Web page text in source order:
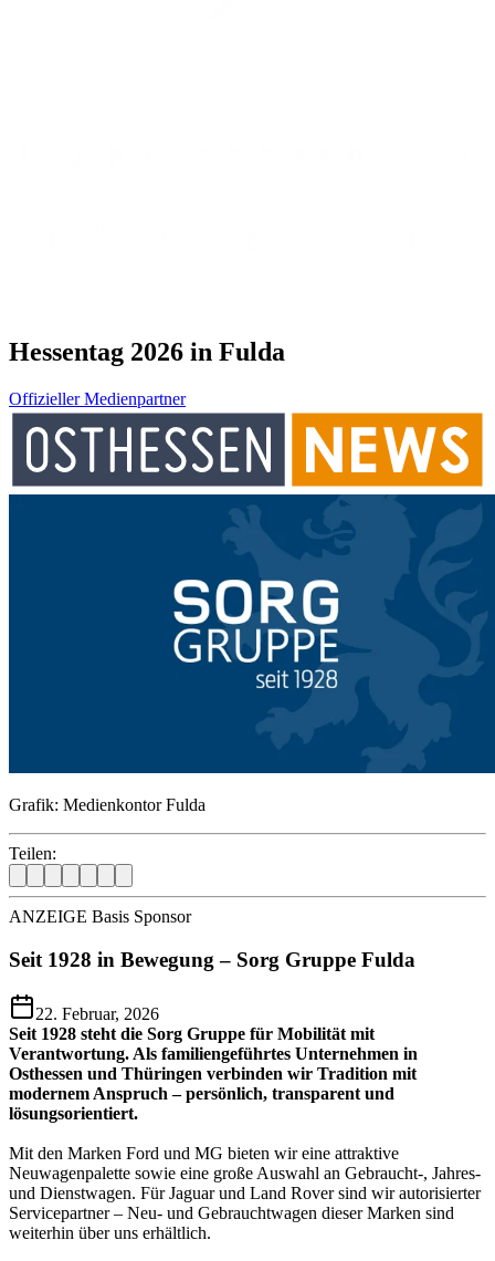
Hessentag 2026 in Fulda
Offizieller Medienpartner
Grafik: Medienkontor Fulda
Teilen:
ANZEIGE Basis Sponsor
Seit 1928 in Bewegung – Sorg Gruppe Fulda
22. Februar, 2026
Seit 1928 steht die Sorg Gruppe für Mobilität mit
Verantwortung. Als familiengeführtes Unternehmen in
Osthessen und Thüringen verbinden wir Tradition mit
modernem Anspruch – persönlich, transparent und
lösungsorientiert.
Mit den Marken Ford und MG bieten wir eine attraktive
Neuwagenpalette sowie eine große Auswahl an Gebraucht-, Jahres-
und Dienstwagen. Für Jaguar und Land Rover sind wir autorisierter
Servicepartner – Neu- und Gebrauchtwagen dieser Marken sind
weiterhin über uns erhältlich.